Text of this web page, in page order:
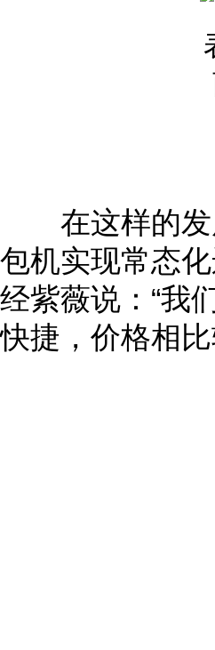
在这样的发
包机实现常态
经紫薇说：“我
快捷，价格相